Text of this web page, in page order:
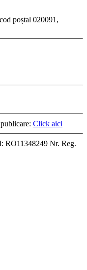
poștal 020091,
Click aici
RO11348249 Nr. Reg.